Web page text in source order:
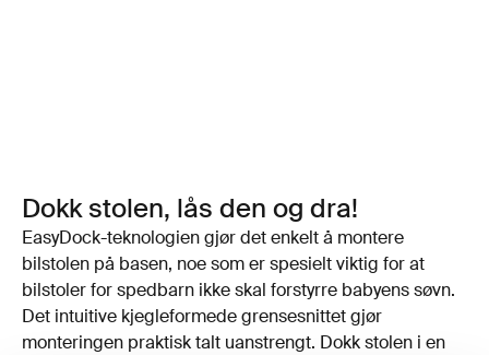
Dokk stolen, lås den og dra!
EasyDock-teknologien gjør det enkelt å montere
bilstolen på basen, noe som er spesielt viktig for at
bilstoler for spedbarn ikke skal forstyrre babyens søvn.
Det intuitive kjegleformede grensesnittet gjør
monteringen praktisk talt uanstrengt. Dokk stolen i en